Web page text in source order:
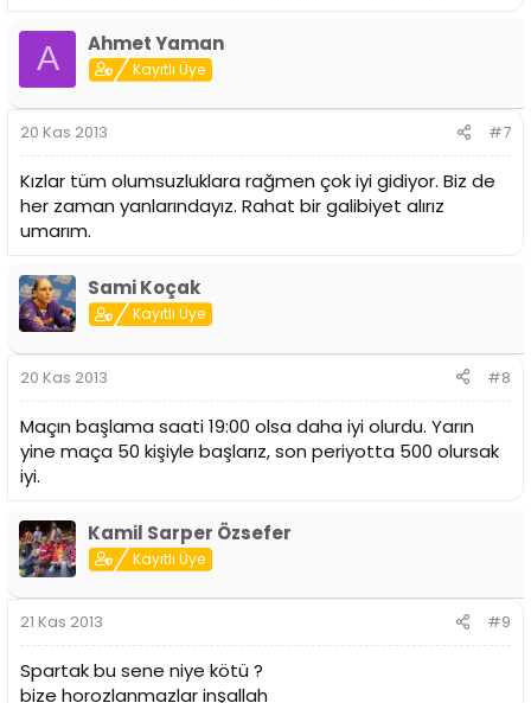
A Ahmet Yaman
Kayıtlı Üye
20 Kas 2013 #7
Kızlar tüm olumsuzluklara rağmen çok iyi gidiyor. Biz de
her zaman yanlarındayız. Rahat bir galibiyet alırız
umarım.
Sami Koçak
Kayıtlı Üye
20 Kas 2013 #8
Maçın başlama saati 19:00 olsa daha iyi olurdu. Yarın
yine maça 50 kişiyle başlarız, son periyotta 500 olursak
iyi.
Kamil Sarper Özsefer
Kayıtlı Üye
21 Kas 2013 #9
Spartak bu sene niye kötü ?
bize horozlanmazlar inşallah